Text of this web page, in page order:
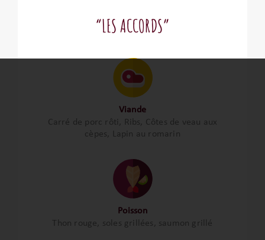
“LES ACCORDS”
Viande
Carré de porc rôti, Ribs, Côtes de veau aux
cèpes, Lapin au romarin
Poisson
Thon rouge, soles grillées, saumon grillé